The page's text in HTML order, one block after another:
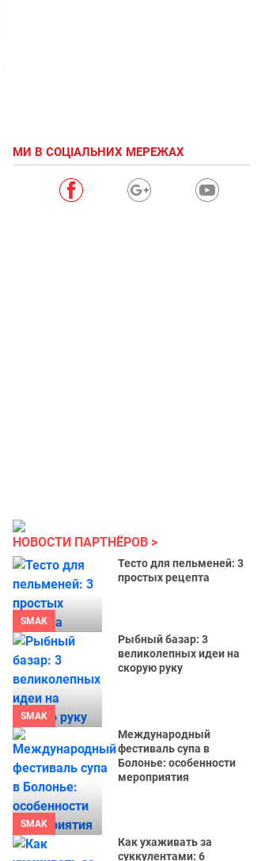
МИ В СОЦІАЛЬНИХ МЕРЕЖАХ
НОВОСТИ ПАРТНЁРОВ
SMAK
Тесто для пельменей: 3
простых рецепта
SMAK
Рыбный базар: 3
великолепных идеи на
скорую руку
SMAK
Международный
фестиваль супа в
Болонье: особенности
мероприятия
Как ухаживать за
суккулентами: 6